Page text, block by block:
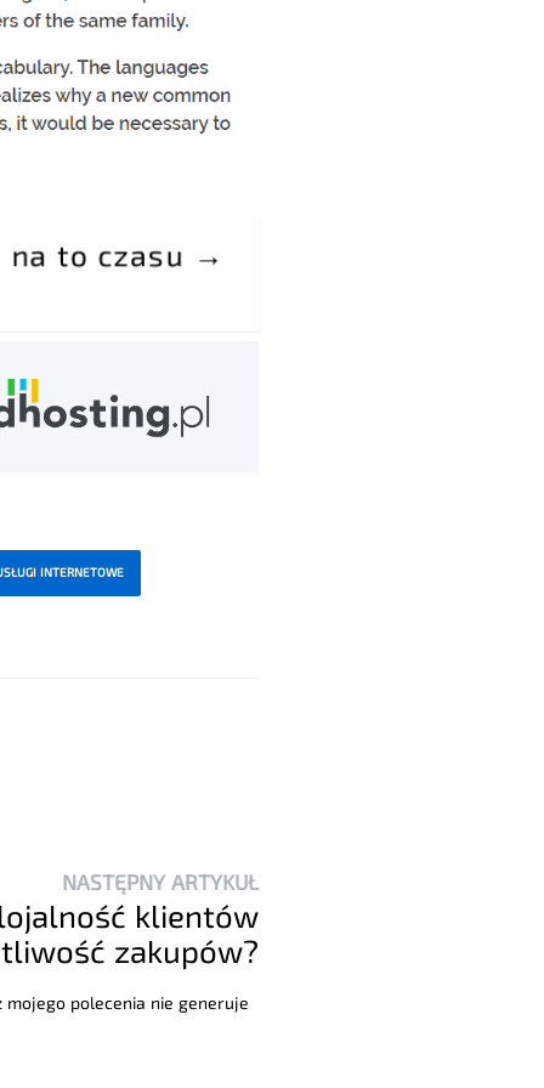
na to czasu →
INTERNETOWE
NASTĘPNY ARTYKUŁ
klientów
zakupów?
polecenia nie generuje